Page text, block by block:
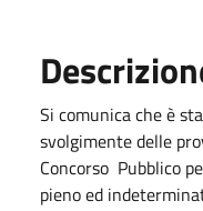
Si comunica che è
svolgimente delle
Concorso Pubblico
pieno ed